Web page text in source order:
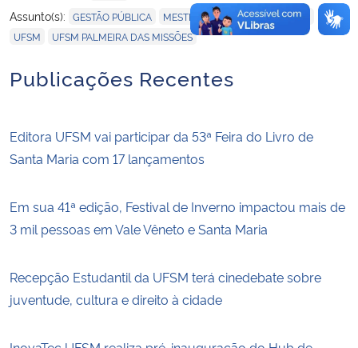
Assunto(s): GESTÃO PÚBLICA MESTRADO , PÓS-GRADUAÇÃO
UFSM UFSM PALMEIRA DAS MISSÕES
Publicações Recentes
Editora UFSM vai participar da 53ª Feira do Livro de
Santa Maria com 17 lançamentos
Em sua 41ª edição, Festival de Inverno impactou mais de
3 mil pessoas em Vale Vêneto e Santa Maria
Recepção Estudantil da UFSM terá cinedebate sobre
juventude, cultura e direito à cidade